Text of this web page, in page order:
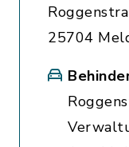
25704